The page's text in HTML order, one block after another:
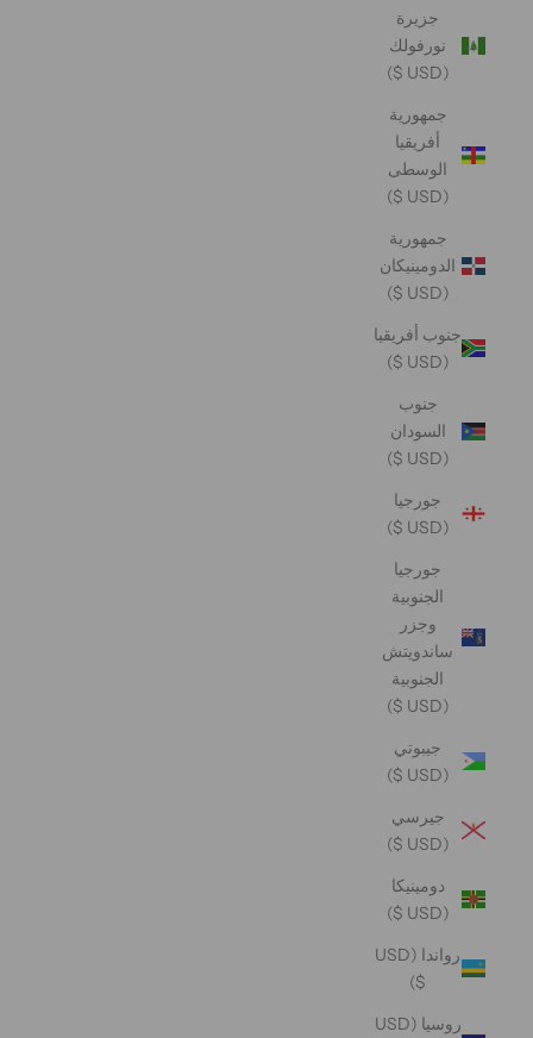
جزيرة
نورفولك
(USD $)
جمهورية
أفريقيا
الوسطى
(USD $)
جمهورية
الدومينيكان
(USD $)
جنوب أفريقيا
(USD $)
جنوب
السودان
(USD $)
جورجيا
(USD $)
جورجيا
الجنوبية
وجزر
ساندويتش
الجنوبية
(USD $)
جيبوتي
(USD $)
جيرسي
(USD $)
دومينيكا
(USD $)
رواندا (USD
$)
روسيا (USD